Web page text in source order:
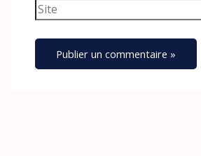
Site